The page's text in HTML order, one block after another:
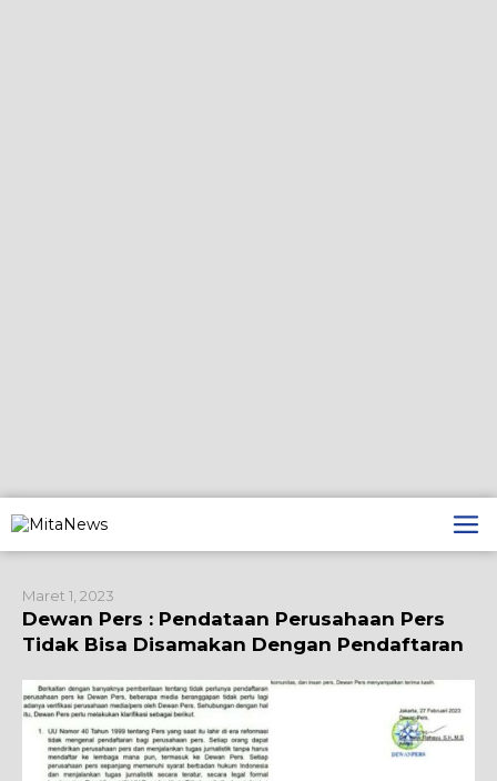
ke
konten
Maret 1, 2023
Dewan Pers : Pendataan Perusahaan Pers
Tidak Bisa Disamakan Dengan Pendaftaran